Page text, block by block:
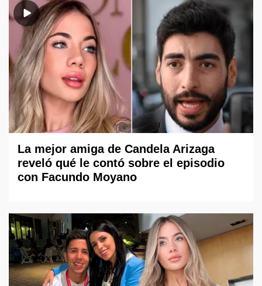
La mejor amiga de Candela Arizaga
reveló qué le contó sobre el episodio
con Facundo Moyano